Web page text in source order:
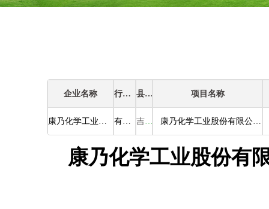
企业名称 行业类别 县区 项目名称
康乃化学工业股份有限公司 有机化学原料制造 吉林市 康乃化学工业股份有限公司危险废物污染防治信息公示
康乃化学工业股份有